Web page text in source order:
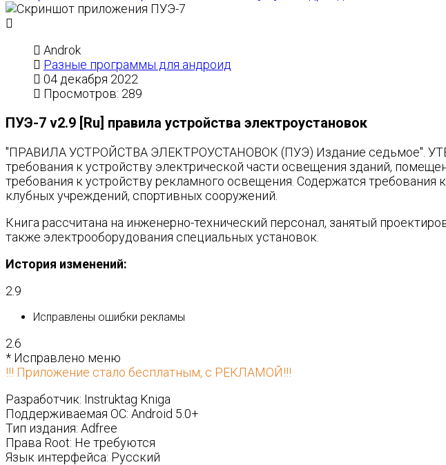
Androk
Разные программы для андроид
04 декабря 2022
Просмотров: 289
ПУЭ-7 v2.9 [Ru] правила устройства электроустановок
"ПРАВИЛА УСТРОЙСТВА ЭЛЕКТРОУСТАНОВОК (ПУЭ) Издание седьмое".
требования к устройству электрической части освещения зданий,
требования к устройству рекламного освещения. Содержатся
клубных учреждений, спортивных сооружений.
Книга рассчитана на инженерно-технический персонал, занятый
также электрооборудования специальных установок.
История изменений:
2.9
Исправлены ошибки рекламы
2.6
* Исправлено меню
!!! Приложение стало бесплатным, с РЕКЛАМОЙ!!!
Разработчик: Instruktag Kniga
Поддерживаемая ОС: Android 5.0+
Тип издания: Adfree
Права Root: Не требуются
Язык интерфейса: Русский